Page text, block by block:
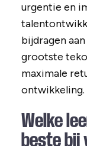
urgentie en
bijdragen
grootste
maximale
ontwikkeling.
Welke
beste bij